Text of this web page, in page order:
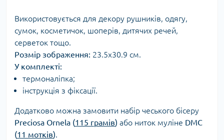
Використовується для декору рушників, одягу,
сумок, косметичок, шоперів, дитячих речей,
серветок тощо.
Розмір зображення: 23.5х30.9 см.
У комплекті:
термоналіпка;
інструкція з фіксації.
Додатково можна замовити набір чеського бісеру
Preciosa Ornela (115 грамів) або ниток муліне DMC
(11 мотків).